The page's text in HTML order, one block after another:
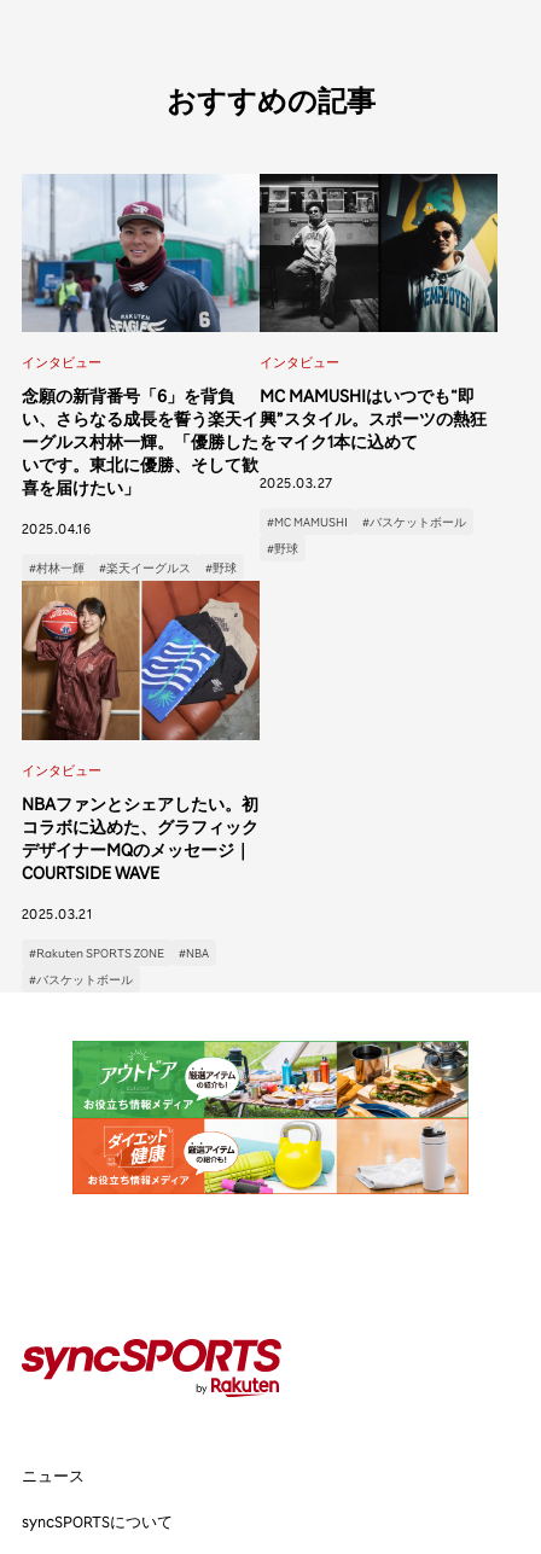
インタビュー
イベント
#バスケットボール
#トップアスリートの愛用品
#アスリートのセカンドキャリア
おすすめの記事
インタビュー
念願の新背番号「6」を背負
い、さらなる成長を誓う楽天イ
ーグルス村林一輝。「優勝した
いです。東北に優勝、そして歓
喜を届けたい」
2025.04.16
#村林一輝 #楽天イーグルス #野球
インタビュー
MC MAMUSHIはいつでも“即
興”スタイル。スポーツの熱狂
をマイク1本に込めて
2025.03.27
#MC MAMUSHI
#バスケットボール
#野球
インタビュー
NBAファンとシェアしたい。初
コラボに込めた、グラフィック
デザイナーMQのメッセージ｜
COURTSIDE WAVE
2025.03.21
#Rakuten SPORTS ZONE
#NBA
#バスケットボール
ニュース
syncSPORTSについて